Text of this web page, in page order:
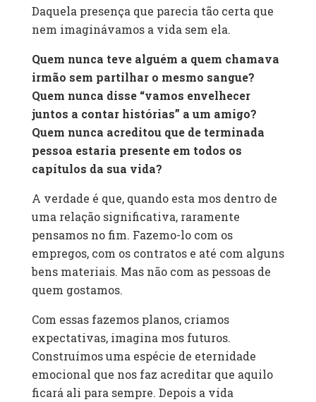
Daquela presença que parecia tão certa que
nem imaginávamos a vida sem ela.
Quem nunca teve alguém a quem chamava
irmão sem partilhar o mesmo sangue?
Quem nunca disse “vamos envelhecer
juntos a contar histórias” a um amigo?
Quem nunca acreditou que de terminada
pessoa estaria presente em todos os
capítulos da sua vida?
A verdade é que, quando esta mos dentro de
uma relação significativa, raramente
pensamos no fim. Fazemo-lo com os
empregos, com os contratos e até com alguns
bens materiais. Mas não com as pessoas de
quem gostamos.
Com essas fazemos planos, criamos
expectativas, imagina mos futuros.
Construímos uma espécie de eternidade
emocional que nos faz acreditar que aquilo
ficará ali para sempre. Depois a vida